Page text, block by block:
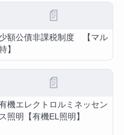
📄
少額公債非課税制度 【マル
】
📄
機エレクトロルミネッセン
ス照明【有機EL照明】